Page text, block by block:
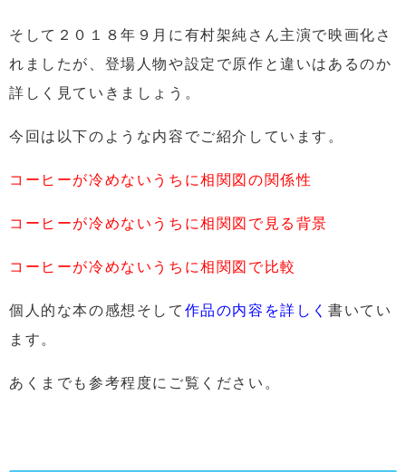
そして２０１８年９月に 有村架純さん主演で映画化 さ
れましたが、登場人物や設定で原作と違いはあるのか
詳しく見ていきましょう。
今回は以下のような内容でご紹介しています。
コーヒーが冷めないうちに相関図の関係性
コーヒーが冷めないうちに相関図で見る背景
コーヒーが冷めないうちに相関図で比較
個人的な本の感想そして 作品の内容を詳しく書いてい
ます。
あくまでも参考程度にご覧ください。